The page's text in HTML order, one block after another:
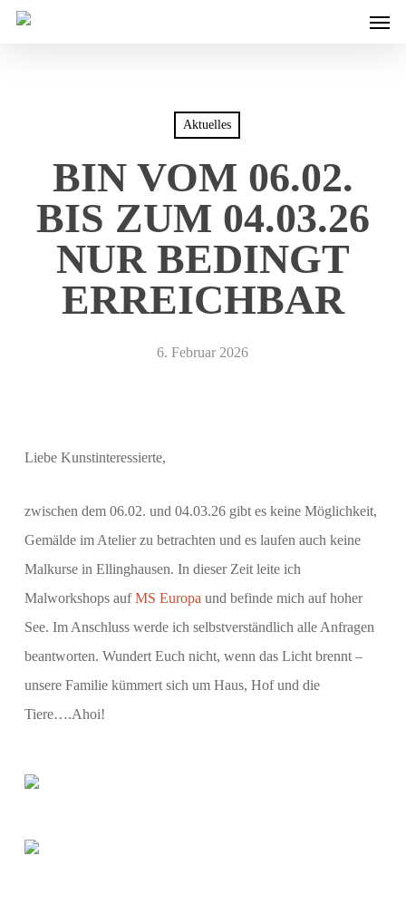
Skip
Menu
Aktuelles
BIN VOM 06.02.
BIS ZUM 04.03.26
NUR BEDINGT
ERREICHBAR
6. Februar 2026
Liebe Kunstinteressierte,
zwischen dem 06.02. und 04.03.26 gibt es keine Möglichkeit,
Gemälde im Atelier zu betrachten und es laufen auch keine
Malkurse in Ellinghausen. In dieser Zeit leite ich
Malworkshops aufMS Europa und befinde mich auf hoher
See. Im Anschluss werde ich selbstverständlich alle Anfragen
beantworten. Wundert Euch nicht, wenn das Licht brennt –
unsere Familie kümmert sich um Haus, Hof und die
Tiere….Ahoi!